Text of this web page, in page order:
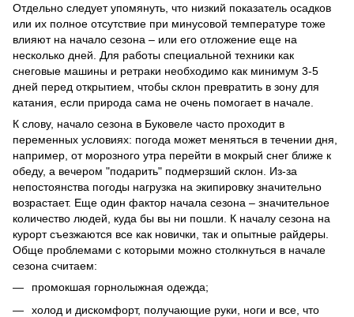
Отдельно следует упомянуть, что низкий показатель осадков
или их полное отсутствие при минусовой температуре тоже
влияют на начало сезона – или его отложение еще на
несколько дней. Для работы специальной техники как
снеговые машины и ретраки необходимо как минимум 3-5
дней перед открытием, чтобы склон превратить в зону для
катания, если природа сама не очень помогает в начале.
К слову, начало сезона в Буковеле часто проходит в
переменных условиях: погода может меняться в течении дня,
например, от морозного утра перейти в мокрый снег ближе к
обеду, а вечером "подарить" подмерзший склон. Из-за
непостоянства погоды нагрузка на экипировку значительно
возрастает. Еще один фактор начала сезона – значительное
количество людей, куда бы вы ни пошли. К началу сезона на
курорт съезжаются все как новички, так и опытные райдеры.
Обще проблемами с которыми можно столкнуться в начале
сезона считаем:
промокшая горнолыжная одежда;
холод и дискомфорт, получающие руки, ноги и все, что